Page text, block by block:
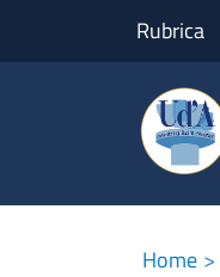
Rubrica
Home